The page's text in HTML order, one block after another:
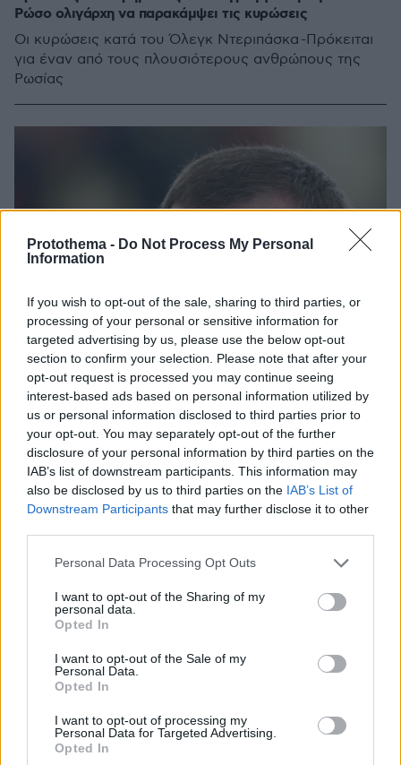
Protothema - Do Not Process My Personal
Information
If you wish to opt-out of the sale, sharing to third parties, or
processing of your personal or sensitive information for
targeted advertising by us, please use the below opt-out
section to confirm your selection. Please note that after your
opt-out request is processed you may continue seeing
interest-based ads based on personal information utilized by
us or personal information disclosed to third parties prior to
your opt-out. You may separately opt-out of the further
disclosure of your personal information by third parties on the
IAB’s list of downstream participants. This information may
also be disclosed by us to third parties on the IAB’s List of
Downstream Participants that may further disclose it to other
Please note that this website/app uses one or more Google
not limited to your visit or usage behaviour. You may click to
grant or deny consent to Google and its third-party tags to
use your data for below specified purposes in below Google
consent section.
Personal Data Processing Opt Outs
I want to opt-out of the Sharing of my
personal data.
Opted In
I want to opt-out of the Sale of my
Personal Data.
Opted In
I want to opt-out of processing my
Personal Data for Targeted Advertising.
Opted In
Ρώσο ολιγάρχη να παρακάμψει τις κυρώσεις
Οι κυρώσεις κατά του Όλεγκ Ντεριπάσκα -Πρόκειται
για έναν από τους πλουσιότερους ανθρώπους της
Ρωσίας
Ρώσος μεγιστάνας αμφισβητεί... δημόσια τις
φιλοδοξίες του Κρεμλίνου - «Δεν θα υπάρξει νικητής
«Η καταστροφή της Ουκρανίας θα ήταν ένα
κολοσσιαίο λάθος και για εμάς» εκτιμά ο Όλεγκ
ανθρώπους της χώρας του - Παραδέχεται ότι οι
δυτικές πλήττουν περισσότερο τη Ρωσία, παρά την
Ευρώπη